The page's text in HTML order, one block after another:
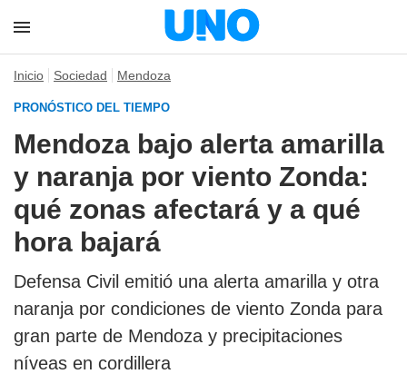
Inicio Sociedad Mendoza
PRONÓSTICO DEL TIEMPO
Mendoza bajo alerta amarilla
y naranja por viento Zonda:
qué zonas afectará y a qué
hora bajará
Defensa Civil emitió una alerta amarilla y otra
naranja por condiciones de viento Zonda para
gran parte de Mendoza y precipitaciones
níveas en cordillera